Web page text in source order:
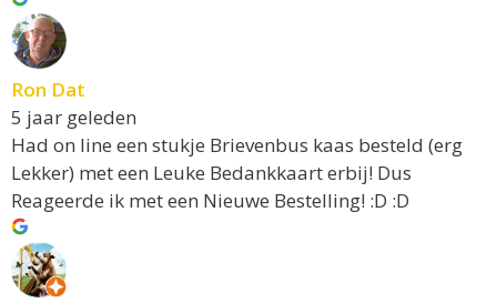
Ron Dat
5 jaar geleden
Had on line een stukje Brievenbus kaas besteld (erg
Lekker) met een Leuke Bedankkaart erbij! Dus
Reageerde ik met een Nieuwe Bestelling! :D :D